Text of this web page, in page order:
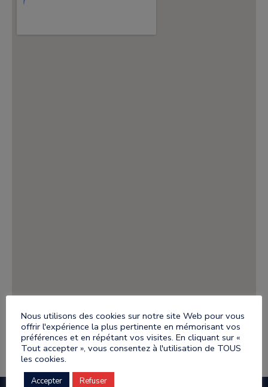
Retour Liste Artisans
Nous utilisons des cookies sur notre site Web pour vous
offrir l'expérience la plus pertinente en mémorisant vos
préférences et en répétant vos visites. En cliquant sur «
Tout accepter », vous consentez à l'utilisation de TOUS
les cookies.
Accepter Refuser